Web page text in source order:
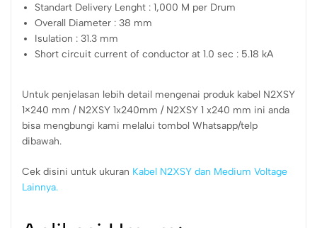
Standart Delivery Lenght : 1,000 M per Drum
Overall Diameter : 38 mm
Isulation : 31.3 mm
Short circuit current of conductor at 1.0 sec : 5.18 kA
Untuk penjelasan lebih detail mengenai produk kabel N2XSY
1×240 mm / N2XSY 1x240mm / N2XSY 1 x240 mm ini anda
bisa mengbungi kami melalui tombol Whatsapp/telp
dibawah.
Cek disini untuk ukuran Kabel N2XSY dan Medium Voltage
Lainnya.